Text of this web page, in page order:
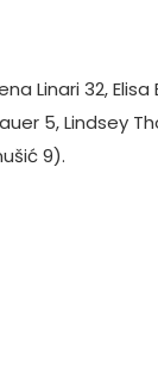
Linari 32,
5, Lindsey
9).